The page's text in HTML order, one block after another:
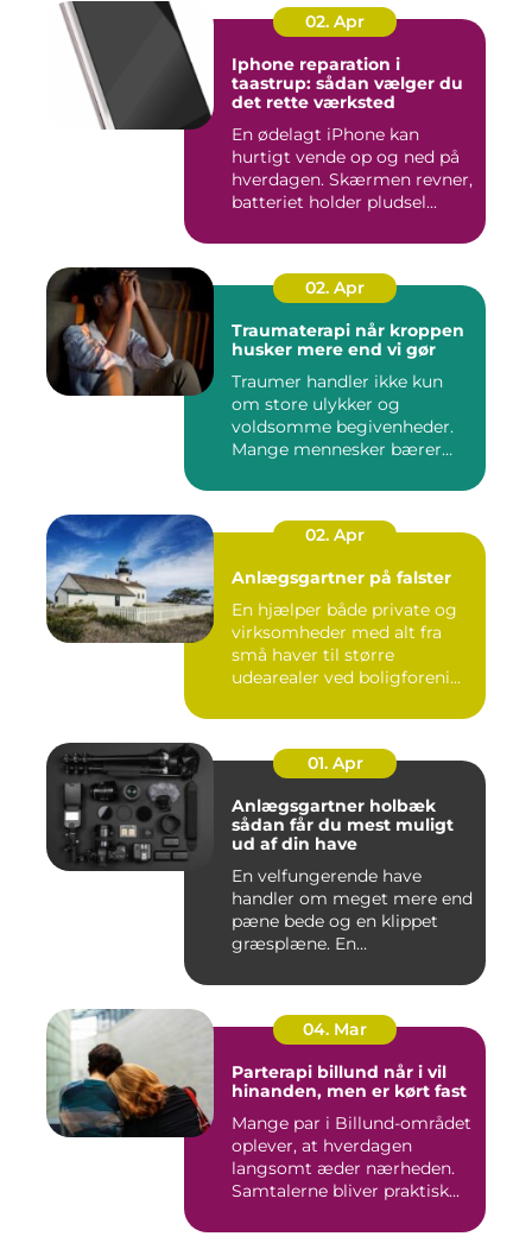
02. Apr
Iphone reparation i
taastrup: sådan vælger du
det rette værksted
En ødelagt iPhone kan
hurtigt vende op og ned på
hverdagen. Skærmen revner,
batteriet holder pludsel...
02. Apr
Traumaterapi når kroppen
husker mere end vi gør
Traumer handler ikke kun
om store ulykker og
voldsomme begivenheder.
Mange mennesker bærer
02. Apr
Anlægsgartner på falster
En hjælper både private og
virksomheder med alt fra
små haver til større
udearealer ved boligforeni...
01. Apr
Anlægsgartner holbæk
sådan får du mest muligt
ud af din have
En velfungerende have
handler om meget mere end
pæne bede og en klippet
græsplæne. En
04. Mar
Parterapi billund når i vil
hinanden, men er kørt fast
Mange par i Billund-området
oplever, at hverdagen
langsomt æder nærheden.
Samtalerne bliver praktisk...